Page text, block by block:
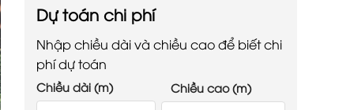
Dự toán chi phí
Nhập chiều dài và chiều cao để biết chi
phí dự toán
Chiều dài (m) Chiều cao (m)